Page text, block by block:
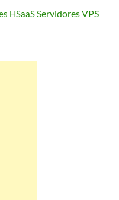
HSaaSServidores VPS